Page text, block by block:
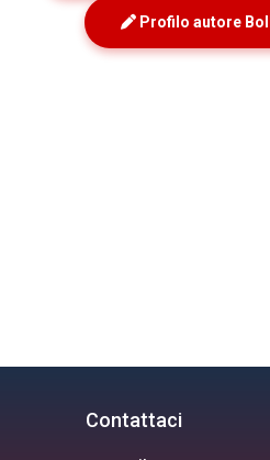
Profilo autore
Contattaci